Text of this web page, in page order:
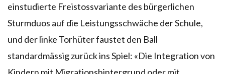
einstudierte Freistossvariante des bürgerlichen
Sturmduos auf die Leistungsschwäche der Schule,
und der linke Torhüter faustet den Ball
standardmässig zurück ins Spiel: «Die Integration von